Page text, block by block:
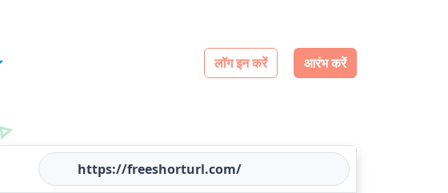
लॉग इन करें आरंभ करें
https://freeshorturl.com/